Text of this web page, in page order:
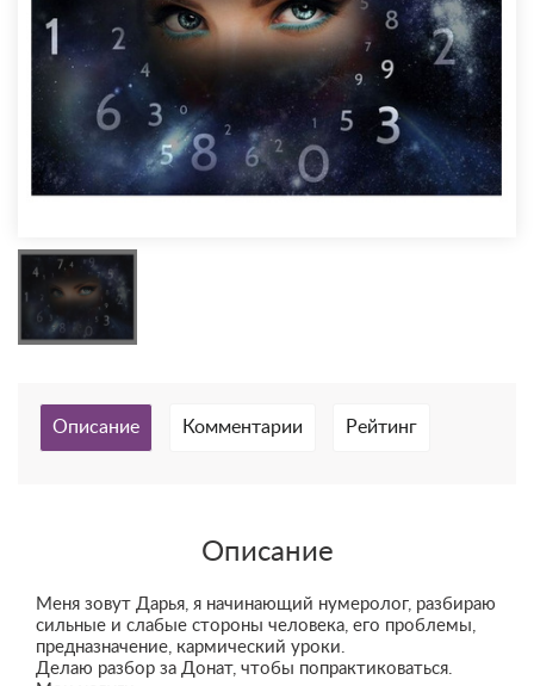
Описание Комментарии Рейтинг
Описание
Меня зовут Дарья, я начинающий нумеролог, разбираю
сильные и слабые стороны человека, его проблемы,
предназначение, кармический уроки.
Делаю разбор за Донат, чтобы попрактиковаться.